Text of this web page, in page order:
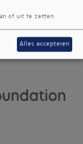
of uit te zetten.
Alles accepteren